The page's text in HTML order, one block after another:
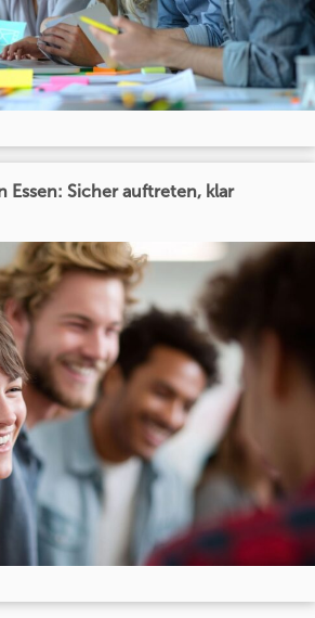
Essen: Sicher auftreten, klar